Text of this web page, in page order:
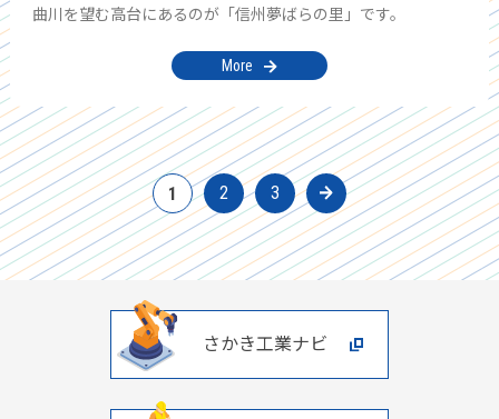
曲川を望む高台にあるのが「信州夢ばらの里」です。
More
1 2 3
さかき工業ナビ